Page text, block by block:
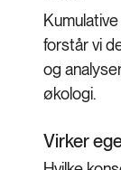
forstår vi
og
økologi.
Virker